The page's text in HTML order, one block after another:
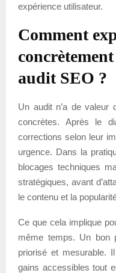
expérience utilisateur.
Comment
audit SEO ?
Un audit n’a de valeur
concrètes. Après le
corrections selon leur
urgence. Dans la
blocages techniques
stratégiques, avant
le contenu et la
Ce que cela implique
même temps. Un bon
priorisé et mesurable.
gains accessibles tout